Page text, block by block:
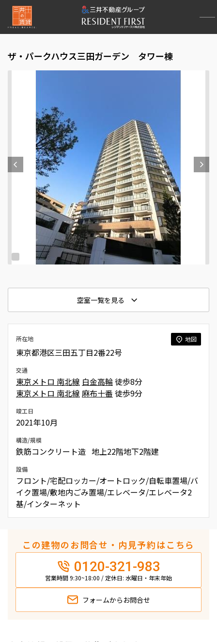
ザ・パークハウス三田ガーデン タワー棟
空室一覧を見る
所在地 地図
東京都港区三田五丁目2番22号
交通
東京メトロ 南北線 白金高輪徒歩8分
東京メトロ 南北線 麻布十番 徒歩9分
竣工日
2021年10月
構造/規模
鉄筋コンクリート造 地上22階地下2階建
設備
フロント/宅配ロッカー/オートロック/自転車置場/バ
イク置場/敷地内ごみ置場/エレベータ/エレベータ2
基/インターネット
この建物のお問合せ・内見予約はこちら
0120-321-983
営業時間 9:30~18:00 / 定休日: 水曜日・年末年始
フォームから お問合せ